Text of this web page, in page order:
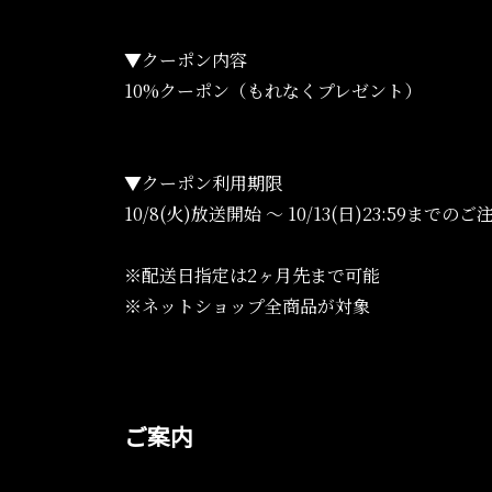
▼クーポン内容
10%クーポン（もれなくプレゼント）
▼クーポン利用期限
10/8(火)放送開始 〜 10/13(日)23:59までのご
※配送日指定は2ヶ月先まで可能
※ネットショップ全商品が対象
ご案内